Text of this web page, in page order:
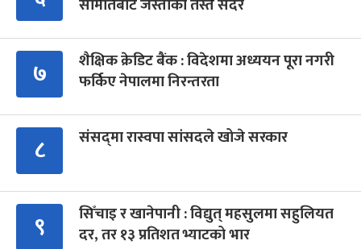
समितिबाट जस्ताको तस्तै सदर
७
शैक्षिक क्रेडिट बैंक : विदेशमा अध्ययन पूरा नगरी
फर्किए नेपालमा निरन्तरता
८ संसद्‍मा रास्वपा सांसदले खोजे सरकार
९
सिँचाइ र खानेपानी : विद्युत् महसुलमा सहुलियत
दर, तर १३ प्रतिशत भ्याटको भार